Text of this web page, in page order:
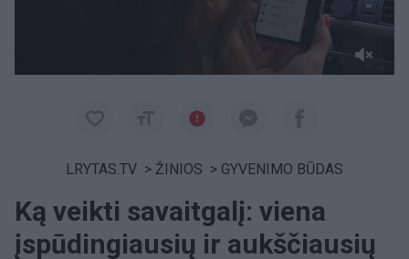
LRYTAS.TV > ŽINIOS > GYVENIMO BŪDAS
Ką veikti savaitgalį: viena
įspūdingiausių ir aukščiausių